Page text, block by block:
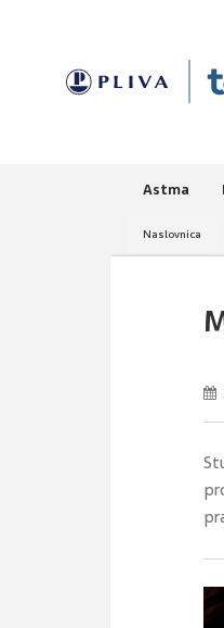
Astma
Naslovnica